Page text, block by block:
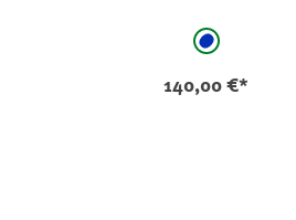
auswählenblau - kariert
140,00 €*